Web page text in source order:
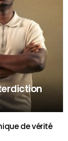
de vérité